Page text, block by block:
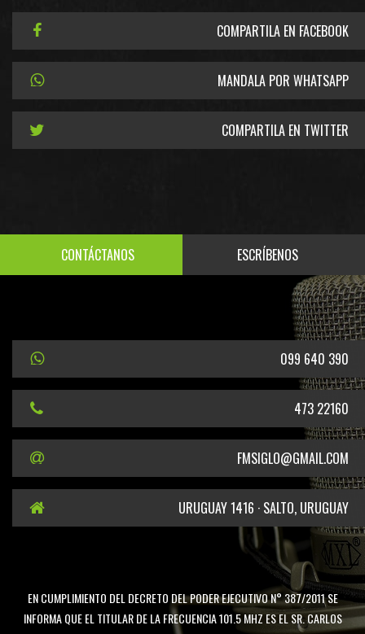
COMPARTILA EN FACEBOOK
MANDALA POR WHATSAPP
COMPARTILA EN TWITTER
CONTÁCTANOS ESCRÍBENOS
099 640 390
473 22160
FMSIGLO@GMAIL.COM
URUGUAY 1416 · SALTO, URUGUAY
EN CUMPLIMIENTO DEL DECRETO DEL PODER EJECUTIVO N° 387/2011 SE
INFORMA QUE EL TITULAR DE LA FRECUENCIA 101.5 MHZ ES EL SR. CARLOS